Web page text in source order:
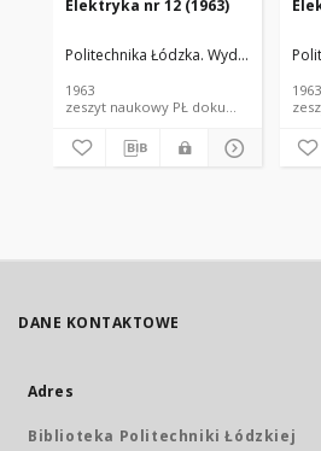
Elektryka nr 12 (1963)
Politechnika Łódzka. Wydział
1963
zeszyt naukowy PŁ
1963
DANE KONTAKTOWE
Adres
Biblioteka Politechniki Łódzkiej